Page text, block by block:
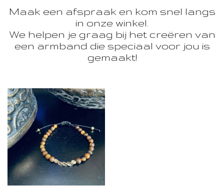
Maak een afspraak en kom snel langs
in onze winkel.
We helpen je graag bij het creëren van
een armband die speciaal voor jou is
gemaakt!